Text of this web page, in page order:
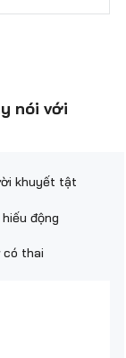
nói với
động
khuyết tật
có thai